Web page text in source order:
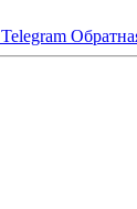
Telegram